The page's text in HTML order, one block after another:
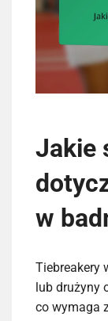
Jakie
w
Tiebreakery
lub drużyny
co wymaga